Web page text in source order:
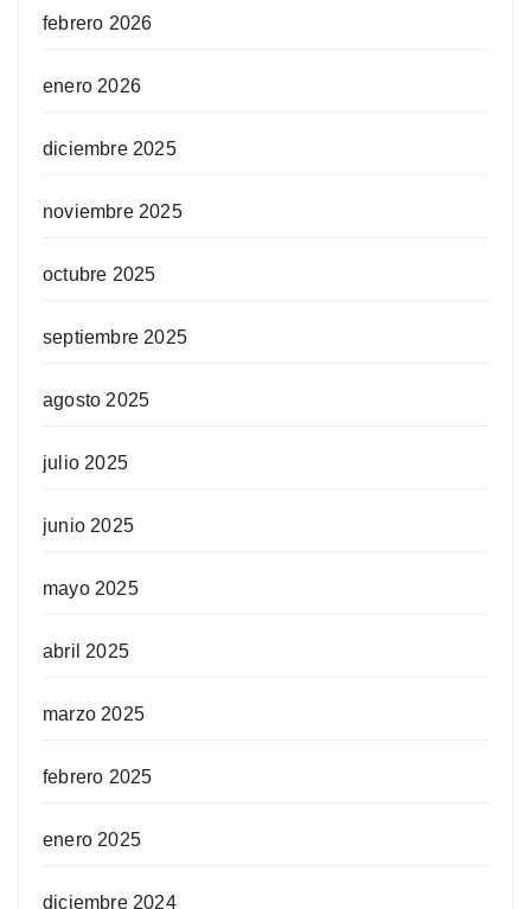
febrero 2026
enero 2026
diciembre 2025
noviembre 2025
octubre 2025
septiembre 2025
agosto 2025
julio 2025
junio 2025
mayo 2025
abril 2025
marzo 2025
febrero 2025
enero 2025
diciembre 2024